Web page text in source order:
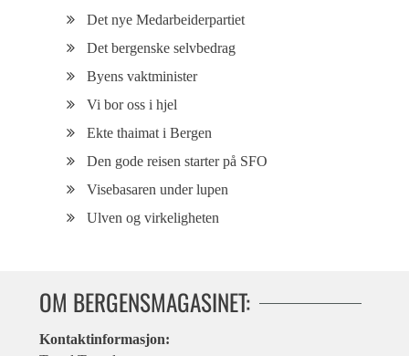
Det nye Medarbeiderpartiet
Det bergenske selvbedrag
Byens vaktminister
Vi bor oss i hjel
Ekte thaimat i Bergen
Den gode reisen starter på SFO
Visebasaren under lupen
Ulven og virkeligheten
OM BERGENSMAGASINET:
Kontaktinformasjon: